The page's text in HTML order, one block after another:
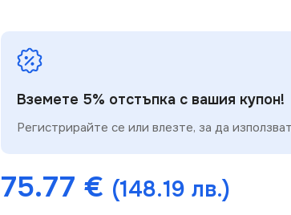
Изчерпан
продукт
Изчерпан
Вземете 5% отстъпка с вашия купон!
Регистрирайте се или влезте, за да
75.77 € (148.19 лв.)